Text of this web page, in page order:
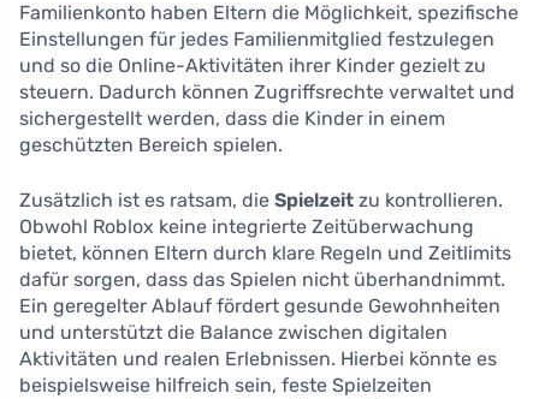
Familienkonto haben Eltern die Möglichkeit, spezifische
Einstellungen für jedes Familienmitglied festzulegen
und so die Online-Aktivitäten ihrer Kinder gezielt zu
steuern. Dadurch können Zugriffsrechte verwaltet und
sichergestellt werden, dass die Kinder in einem
geschützten Bereich spielen.
Zusätzlich ist es ratsam, die Spielzeit zu kontrollieren.
Obwohl Roblox keine integrierte Zeitüberwachung
bietet, können Eltern durch klare Regeln und Zeitlimits
dafür sorgen, dass das Spielen nicht überhandnimmt.
Ein geregelter Ablauf fördert gesunde Gewohnheiten
und unterstützt die Balance zwischen digitalen
Aktivitäten und realen Erlebnissen. Hierbei könnte es
beispielsweise hilfreich sein, feste Spielzeiten